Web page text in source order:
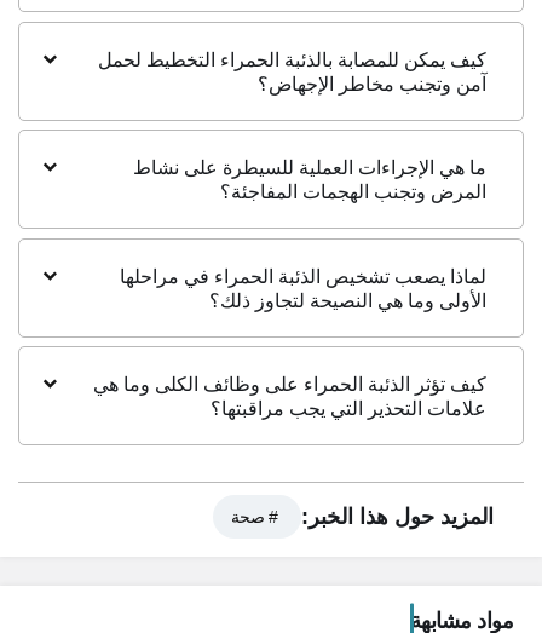
كيف يمكن للمصابة بالذئبة الحمراء التخطيط لحمل
آمن وتجنب مخاطر الإجهاض؟
ما هي الإجراءات العملية للسيطرة على نشاط
المرض وتجنب الهجمات المفاجئة؟
لماذا يصعب تشخيص الذئبة الحمراء في مراحلها
الأولى وما هي النصيحة لتجاوز ذلك؟
كيف تؤثر الذئبة الحمراء على وظائف الكلى وما هي
علامات التحذير التي يجب مراقبتها؟
المزيد حول هذا الخبر: # صحة
مواد مشابهة